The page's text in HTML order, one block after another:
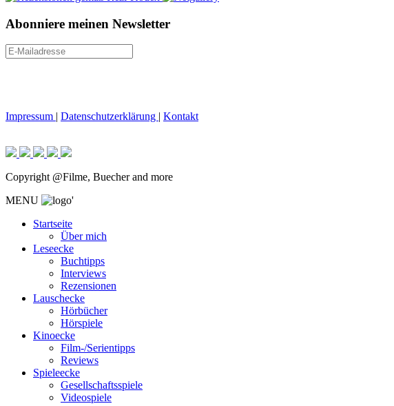
Abonniere meinen Newsletter
Impressum | Datenschutzerklärung | Kontakt
Copyright @Filme, Buecher and more
MENU
'
Startseite
Über mich
Leseecke
Buchtipps
Interviews
Rezensionen
Lauschecke
Hörbücher
Hörspiele
Kinoecke
Film-/Serientipps
Reviews
Spieleecke
Gesellschaftsspiele
Videospiele